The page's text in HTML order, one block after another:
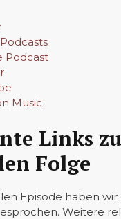
Podcast
Music
Links
Folge
Episode haben
Weitere